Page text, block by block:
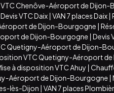
VTC Chenôve-Aéroport de Dijon-
Devis VTC Daix| VAN 7 places Daix|
de Dijon-Bourgogne |
de Dijon-Bourgogne | Devis
Quetigny-Aéroport de Dijon-
VTC Quetigny-Aéroport
à disposition VTC Ahuy |
Aéroport de Dijon-Bourgogne |
lès-Dijon | VAN 7 places